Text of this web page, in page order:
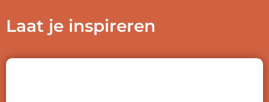
Laat je inspireren